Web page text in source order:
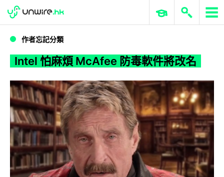
Intel 怕麻煩 McAfee 防毒軟件將改名
WWDC 2026 ERP 與商業 AI
作者忘記分類
Intel 怕麻煩 McAfee 防毒軟件將改名